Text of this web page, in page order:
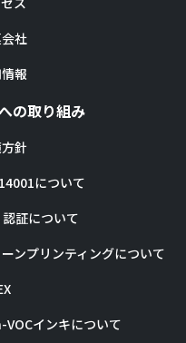
社
報
の取り組み
針
について
認証について
ンプリンティングについて
VOCインキについて